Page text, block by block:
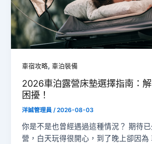
車宿攻略,車泊裝備
2026車泊露營床墊選擇指南：
困擾！
洋誠管理員/2026-08-03
你是不是也曾經遇過這種情況？ 期待
營，白天玩得很開心，到了晚上卻因為